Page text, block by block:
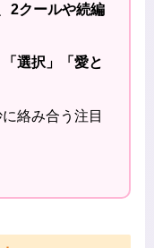
2クールや続編
「選択」「愛と
絡み合う注目